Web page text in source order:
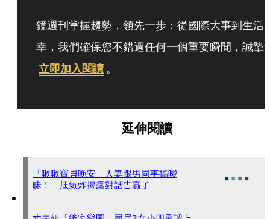
鏡週刊掌握趨勢，領先一步：從國際大事到生活
幸，我們確保您不錯過任何一個重要瞬間，誠摯
立即加入閱讀 。
延伸閱讀
「啾啾寶貝晚安」人妻跟男同事搞曖
昧！ 尪氣炸揭露對話告贏了